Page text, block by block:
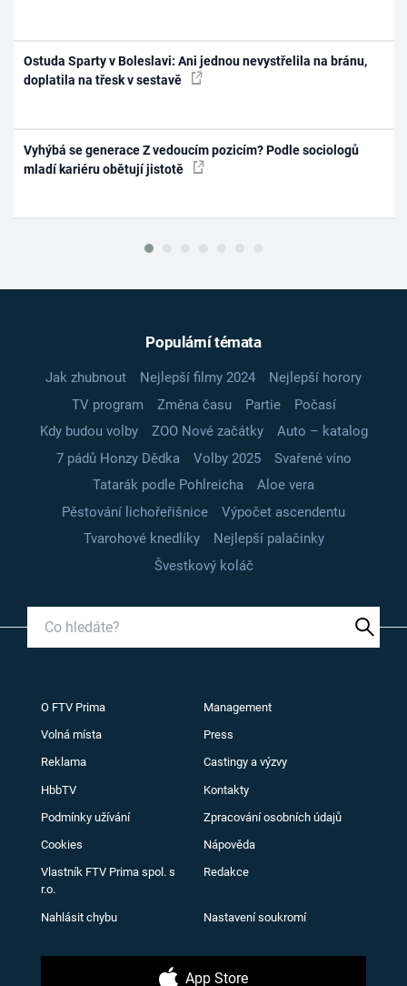
Ostuda Sparty v Boleslavi: Ani jednou nevystřelila na bránu,
doplatila na třesk v sestavě
Vyhýbá se generace Z vedoucím pozicím? Podle sociologů
mladí kariéru obětují jistotě
Populární témata
Jak zhubnout Nejlepší filmy 2024
Nejlepší horory
TV program
Změna času Partie
Počasí
Kdy budou volby
ZOO Nové začátky
Auto – katalog
7 pádů Honzy Dědka
Volby 2025
Svařené víno
Tatarák podle Pohlreicha
Aloe vera
Pěstování lichořeřišnice
Výpočet ascendentu
Tvarohové knedlíky
Nejlepší palačinky
Švestkový koláč
O FTV Prima Management
Volná místa Press
Reklama Castingy a výzvy
HbbTV Kontakty
Podmínky užívání Zpracování osobních údajů
Cookies Nápověda
Vlastník FTV Prima spol. s
r.o.
Redakce
Nahlásit chybu Nastavení soukromí
App Store